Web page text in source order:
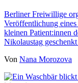
Berliner Freiwillige
Veröffentlichung
kleinen Patient:innen
Nikolaustag
Von Nana Morozova